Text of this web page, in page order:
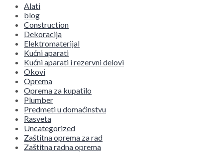
Alati
blog
Construction
Dekoracija
Elektromaterijal
Kućni aparati
Kućni aparati i rezervni delovi
Okovi
Oprema
Oprema za kupatilo
Plumber
Predmeti u domaćinstvu
Rasveta
Uncategorized
Zaštitna oprema za rad
Zaštitna radna oprema